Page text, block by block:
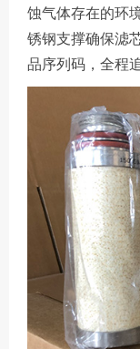
蚀气体存在的环
锈钢支撑确保滤
品序列码，全程